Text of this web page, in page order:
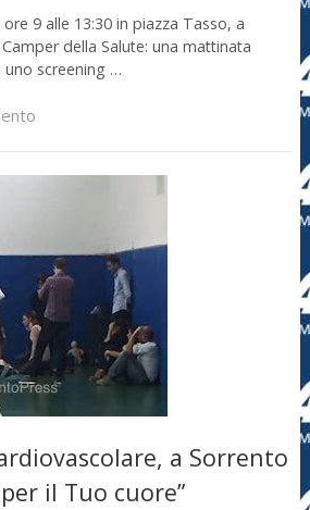
9 alle 13:30 in piazza Tasso, a
della Salute: una mattinata
screening …
a Sorrento
il Tuo cuore”